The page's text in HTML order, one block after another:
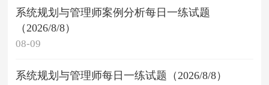
系统规划与管理师案例分析每日一练试题
（2026/8/8）
08-09
系统规划与管理师每日一练试题（2026/8/8）